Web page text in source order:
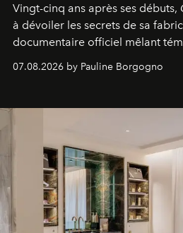
Vingt-cinq ans après ses débuts,
à dévoiler les secrets de sa
documentaire officiel mêlant
inédites et plongée dans les
générationnel.
07.08.2026 by Pauline Borgogno